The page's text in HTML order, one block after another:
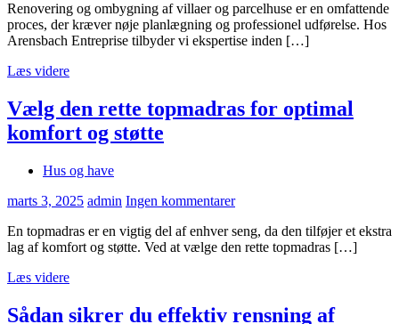
Renovering og ombygning af villaer og parcelhuse er en omfattende
proces, der kræver nøje planlægning og professionel udførelse. Hos
Arensbach Entreprise tilbyder vi ekspertise inden […]
Læs videre
Vælg den rette topmadras for optimal
komfort og støtte
Hus og have
marts 3, 2025 admin Ingen kommentarer
En topmadras er en vigtig del af enhver seng, da den tilføjer et ekstra
lag af komfort og støtte. Ved at vælge den rette topmadras […]
Læs videre
Sådan sikrer du effektiv rensning af